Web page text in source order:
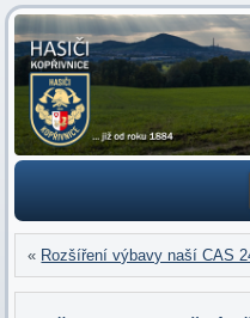
« Rozšíření výbavy naší CAS